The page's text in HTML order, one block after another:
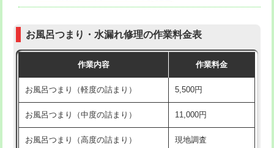
交換・取付（普通便座） 11,000円+材料費
交換・取付（温水洗浄便座） 16,500円+材料費
交換・取付(単水栓（壁付・デッキ
式）)
13,200円+材料費
交換・取付(混合水栓（壁付・デッキ
式・ワンホール）)
16,500円+材料費
お風呂つまり・水漏れ修理の作業料金表
作業内容 作業料金
お風呂つまり（軽度の詰まり） 5,500円
お風呂つまり（中度の詰まり） 11,000円
お風呂つまり（高度の詰まり） 現地調査